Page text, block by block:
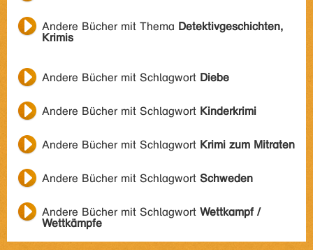
Andere Bücher mit Thema Detektivgeschichten,
Krimis
Andere Bücher mit Schlagwort Diebe
Andere Bücher mit Schlagwort Kinderkrimi
Andere Bücher mit Schlagwort Krimi zum Mitraten
Andere Bücher mit Schlagwort Schweden
Andere Bücher mit Schlagwort Wettkampf /
Wettkämpfe